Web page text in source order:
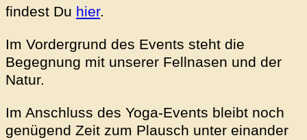
findest Du hier.
Im Vordergrund des Events steht die
Begegnung mit unserer Fellnasen und der
Natur.
Im Anschluss des Yoga-Events bleibt noch
genügend Zeit zum Plausch unter einander